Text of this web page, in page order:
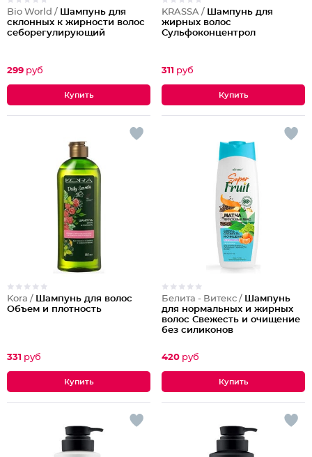
Bio World / Шампунь для
склонных к жирности волос
себорегулирующий
299 руб
KRASSA / Шампунь для
жирных волос
Сульфоконцентрол
311 руб
Kora / Шампунь для волос
Объем и плотность
331 руб
Белита - Витекс / Шампунь
для нормальных и жирных
волос Свежесть и очищение
без силиконов
420 руб